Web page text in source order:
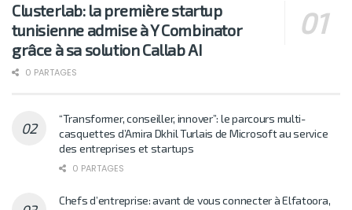
Clusterlab: la première startup
tunisienne admise à Y Combinator
grâce à sa solution Callab AI
0 PARTAGES
“Transformer, conseiller, innover”: le parcours multi-
casquettes d’Amira Dkhil Turlais de Microsoft au service
des entreprises et startups
0 PARTAGES
Chefs d’entreprise: avant de vous connecter à Elfatoora,